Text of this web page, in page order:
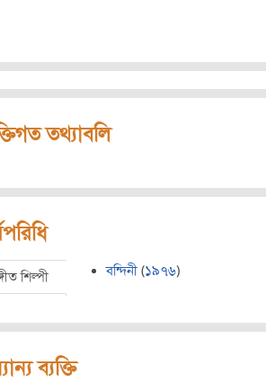
তথ্যাবলি
শিল্পী বন্দিনী (১৯৭৬)
ব্যক্তি